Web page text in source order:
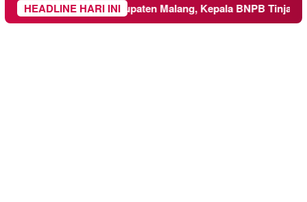
HEADLINE HARI INI
Wilayah Kabupaten Malang, Kepala BNPB Tinjau Langsung